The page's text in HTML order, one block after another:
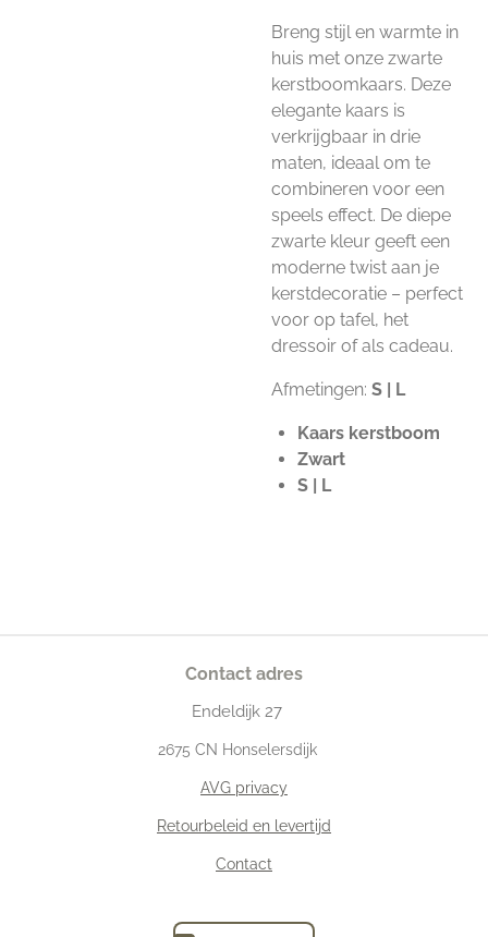
Breng stijl en warmte in
huis met onze zwarte
kerstboomkaars. Deze
elegante kaars is
verkrijgbaar in drie
maten, ideaal om te
combineren voor een
speels effect. De diepe
zwarte kleur geeft een
moderne twist aan je
kerstdecoratie – perfect
voor op tafel, het
dressoir of als cadeau.
Afmetingen: S | L
Kaars kerstboom
Zwart
S | L
Contact adres
Endeldijk 27
2675 CN Honselersdijk
AVG privacy
Retourbeleid en levertijd
Contact